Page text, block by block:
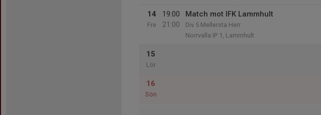
14
Fre
19:00
21:00
Match mot IFK Lammhult
Div 5 Mellersta Herr
Norrvalla IP 1, Lammhult
15
Lör
16
Sön